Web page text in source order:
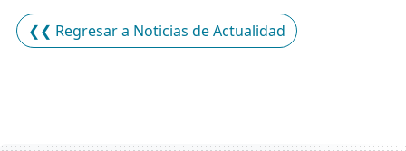
❮❮ Regresar a Noticias de Actualidad